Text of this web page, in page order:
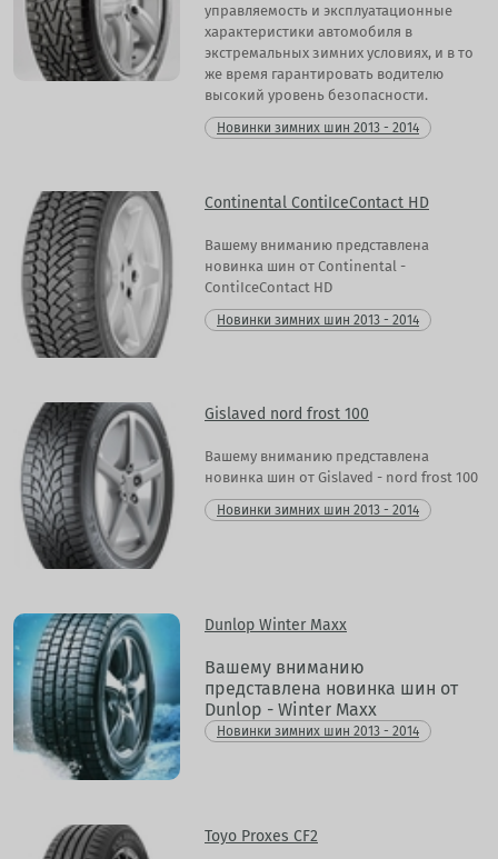
управляемость и эксплуатационные
характеристики автомобиля в
экстремальных зимних условиях, и в то
же время гарантировать водителю
высокий уровень безопасности.
Новинки зимних шин 2013 - 2014
Continental ContiIceContact HD
Вашему вниманию представлена
новинка шин от Continental -
ContiIceContact HD
Новинки зимних шин 2013 - 2014
Gislaved nord frost 100
Вашему вниманию представлена
новинка шин от Gislaved - nord frost 100
Новинки зимних шин 2013 - 2014
Dunlop Winter Maxx
Вашему вниманию
представлена новинка шин от
Dunlop - Winter Maxx
Новинки зимних шин 2013 - 2014
Toyo Proxes CF2